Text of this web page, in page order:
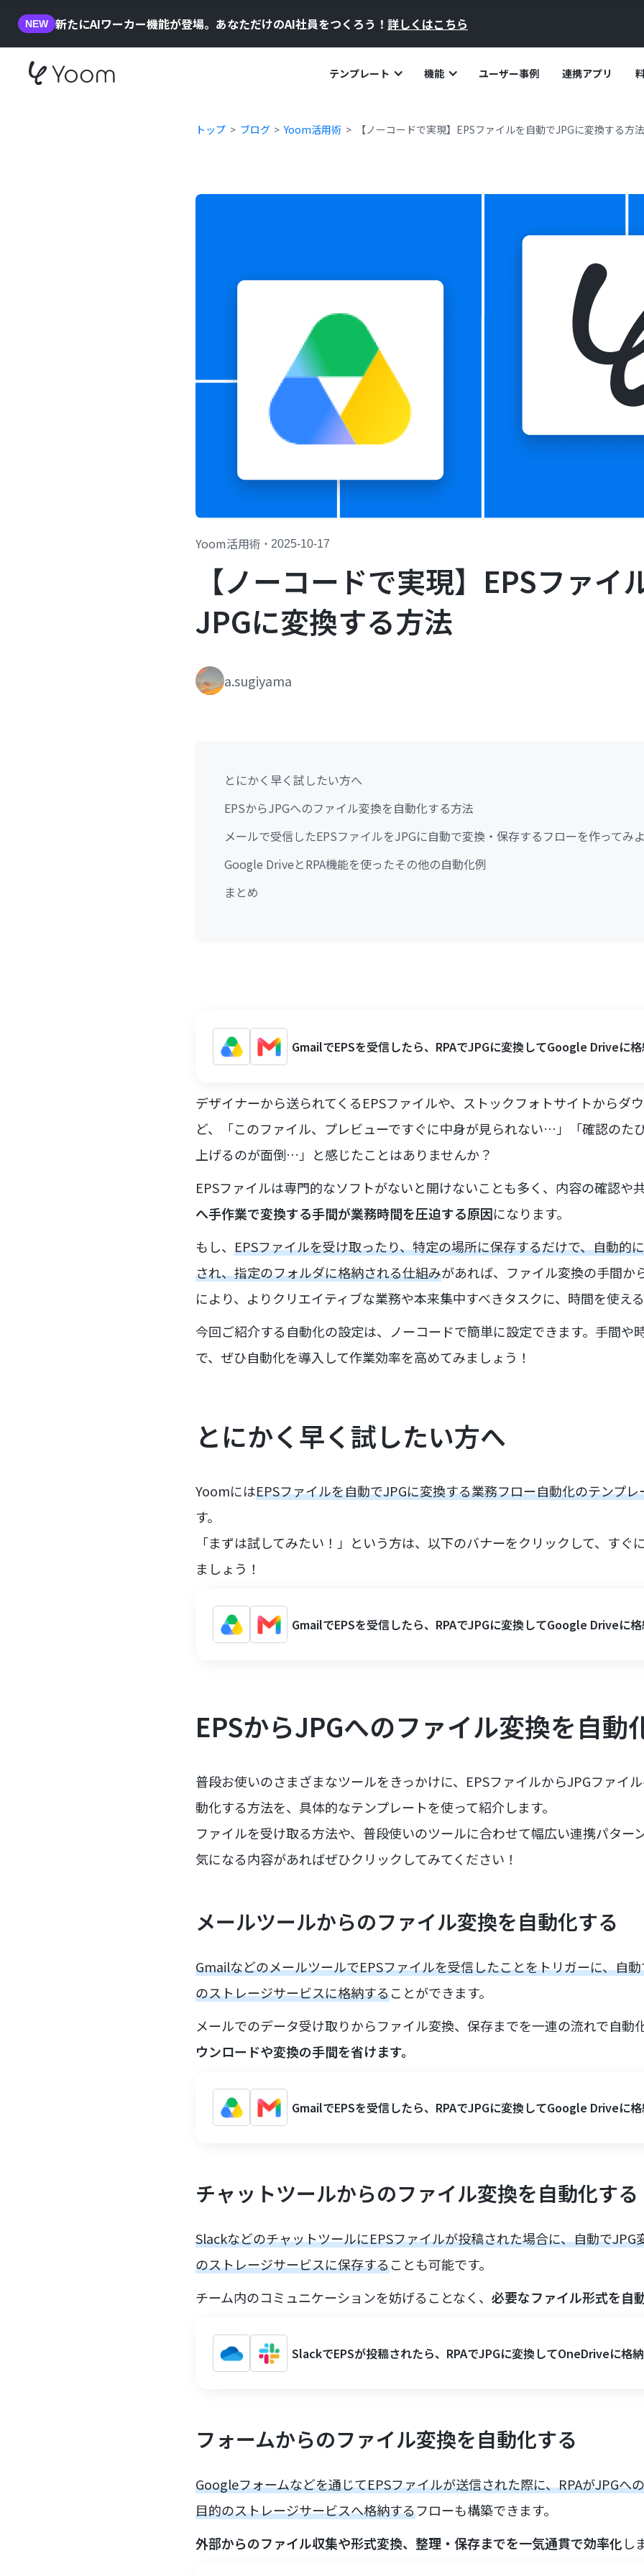
NEW 新たにAIワーカー機能が登場。あなただけのAI社員をつくろう！ 詳しくはこちら
テンプレート 機能 ユーザー事例 連携アプリ
トップ ブログ Yoom活用術 【ノーコードで実現】EPSファイルを自動でJPGに変換する方法
Yoom活用術 ・ 2025-10-17
【ノーコードで実現】EPSファイ
JPGに変換する方法
a.sugiyama
とにかく早く試したい方へ
EPSからJPGへのファイル変換を自動化する方法
メールで受信したEPSファイルをJPGに自動で変換・保存するフローを作ってみ
Google DriveとRPA機能を使ったその他の自動化例
まとめ
GmailでEPSを受信したら、RPAでJPGに変換してGoogle Driveに
デザイナーから送られてくるEPSファイルや、ストックフォトサイトからダ
ど、「このファイル、プレビューですぐに中身が見られない…」「確認のた
上げるのが面倒…」と感じたことはありませんか？
EPSファイルは専門的なソフトがないと開けないことも多く、内容の確認や
へ手作業で変換する手間が業務時間を圧迫する原因になります。
もし、 EPSファイルを受け取ったり、特定の場所に保存するだけで、自動的
され、指定のフォルダに格納される仕組みがあれば、ファイル変換の手間か
により、よりクリエイティブな業務や本来集中すべきタスクに、時間を使え
今回ご紹介する自動化の設定は、ノーコードで簡単に設定できます。手間や
で、ぜひ自動化を導入して作業効率を高めてみましょう！
とにかく早く試したい方へ
YoomにはEPSファイルを自動でJPGに変換する業務フロー自動化のテンプレ
す。
「まずは試してみたい！」という方は、以下のバナーをクリックして、すぐ
ましょう！
GmailでEPSを受信したら、RPAでJPGに変換してGoogle Driveに
EPSからJPGへのファイル変換を自動
普段お使いのさまざまなツールをきっかけに、EPSファイルからJPGファイ
動化する方法を、具体的なテンプレートを使って紹介します。
ファイルを受け取る方法や、普段使いのツールに合わせて幅広い連携パター
気になる内容があればぜひクリックしてみてください！
メールツールからのファイル変換を自動化する
GmailなどのメールツールでEPSファイルを受信したことをトリガーに、自
のストレージサービスに格納することができます。
メールでのデータ受け取りからファイル変換、保存までを一連の流れで自動
ウンロードや変換の手間を省けます。
GmailでEPSを受信したら、RPAでJPGに変換してGoogle Driveに
チャットツールからのファイル変換を自動化する
SlackなどのチャットツールにEPSファイルが投稿された場合に、自動でJPG
のストレージサービスに保存することも可能です。
チーム内のコミュニケーションを妨げることなく、 必要なファイル形式を自
SlackでEPSが投稿されたら、RPAでJPGに変換してOneDriveに格
フォームからのファイル変換を自動化する
Googleフォームなどを通じてEPSファイルが送信された際に、RPAがJPGへ
目的のストレージサービスへ格納するフローも構築できます。
外部からのファイル収集や形式変換、整理・保存までを一気通貫で効率化し